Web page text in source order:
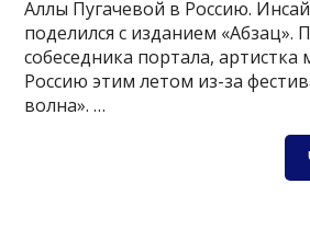
Аллы Пугачевой в Россию.
поделился с изданием «Абзац».
собеседника портала,
Россию этим летом из-за
волна». …